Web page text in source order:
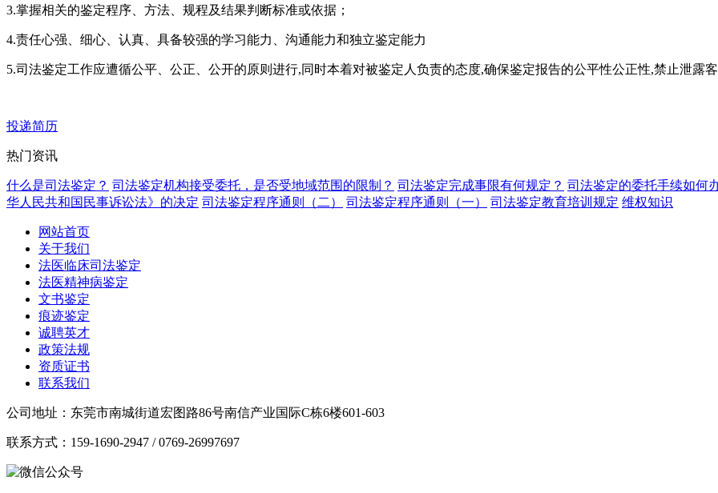
3.掌握相关的鉴定程序、方法、规程及结果判断标准或依据；
4.责任心强、细心、认真、具备较强的学习能力、沟通能力和独立鉴定能力
5.司法鉴定工作应遭循公平、公正、公开的原则进行,同时本着对被鉴定人负责的态度,确保鉴定报告的公平性公正性,禁止泄露客
投递简历
热门资讯
什么是司法鉴定？ 司法鉴定机构接受委托，是否受地域范围的限制？ 司法鉴定完成事限有何规定？ 司法鉴定的委托手续如何
华人民共和国民事诉讼法》的决定 司法鉴定程序通则（二） 司法鉴定程序通则（一） 司法鉴定教育培训规定 维权知识
网站首页
关于我们
法医临床司法鉴定
法医精神病鉴定
文书鉴定
痕迹鉴定
诚聘英才
政策法规
资质证书
联系我们
公司地址：东莞市南城街道宏图路86号南信产业国际C栋6楼601-603
联系方式：159-1690-2947 / 0769-26997697